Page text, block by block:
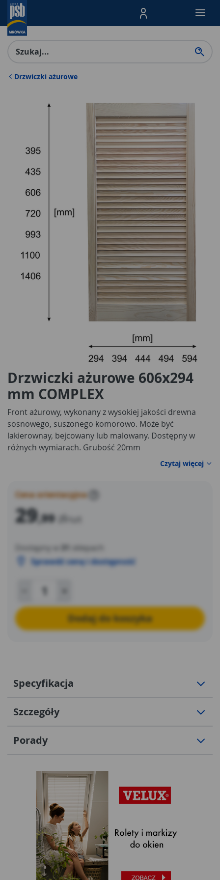
Menu Produktów,
Drzwiczki ażurowe
Drzwiczki ażurowe 606x294
mm COMPLEX
Front ażurowy, wykonany z wysokiej jakości drewna
sosnowego, suszonego komorowo. Może być
lakierownay, bejcowany lub malowany. Dostępny w
różnych wymiarach. Grubość 20mm
Czytaj więcej
Cena orientacyjna
29,99 zł
Dostępny w
sklepach
Sprawdź cenę i dostępność
Dodaj do koszyka
Specyfikacja
Szczegóły
Porady